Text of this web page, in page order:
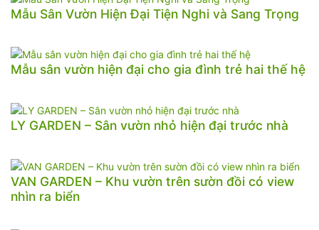
Mẫu Sân Vườn Hiện Đại Tiện Nghi và Sang Trọng
Mẫu sân vườn hiện đại cho gia đình trẻ hai thế hệ
LY GARDEN – Sân vườn nhỏ hiện đại trước nhà
VAN GARDEN – Khu vườn trên sườn đồi có view
nhìn ra biển